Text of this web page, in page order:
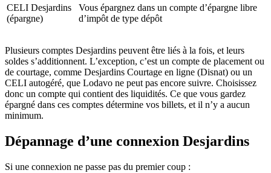
CELI Desjardins
(épargne)
Vous épargnez dans un compte d’épargne libre
d’impôt de type dépôt
Plusieurs comptes Desjardins peuvent être liés à la fois, et leurs
soldes s’additionnent. L’exception, c’est un compte de placement ou
de courtage, comme Desjardins Courtage en ligne (Disnat) ou un
CELI autogéré, que Lodavo ne peut pas encore suivre. Choisissez
donc un compte qui contient des liquidités. Ce que vous gardez
épargné dans ces comptes détermine vos billets, et il n’y a aucun
minimum.
Dépannage d’une connexion Desjardins
Si une connexion ne passe pas du premier coup :